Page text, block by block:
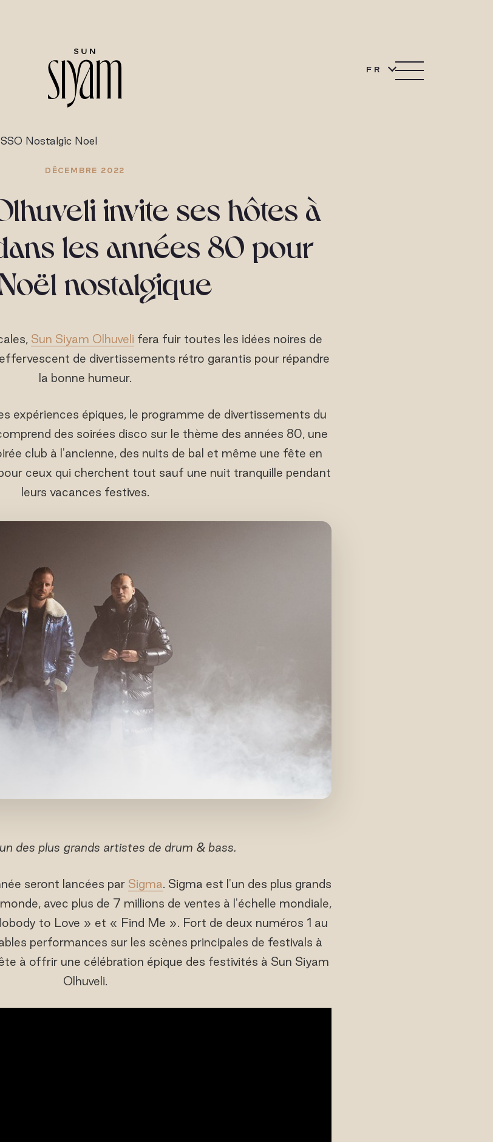
FR
SSO Nostalgic Noel
DÉCEMBRE 2022
invite ses hôtes à
les années 80 pour
nostalgique
Sun Siyam Olhuveli fera fuir toutes les idées noires de
de divertissements rétro garantis pour répandre
la bonne humeur.
expériences épiques, le programme de divertissements du
des soirées disco sur le thème des années 80, une
club à l'ancienne, des nuits de bal et même une fête en
ceux qui cherchent tout sauf une nuit tranquille pendant
leurs vacances festives.
des plus grands artistes de drum & bass.
seront lancées par Sigma. Sigma est l'un des plus grands
avec plus de 7 millions de ventes à l'échelle mondiale,
to Love » et « Find Me ». Fort de deux numéros 1 au
performances sur les scènes principales de festivals à
à offrir une célébration épique des festivités à Sun Siyam
Olhuveli.